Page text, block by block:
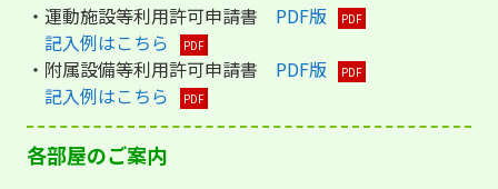
・運動施設等利用許可申請書 PDF版
記入例はこちら
・附属設備等利用許可申請書 PDF版
記入例はこちら
各部屋のご案内